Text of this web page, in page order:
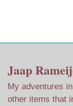
Jaap
My adventures
other items that